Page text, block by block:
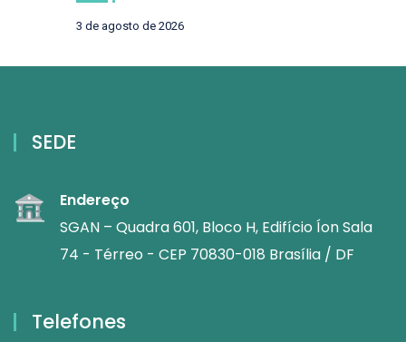
3 de agosto de 2026
SEDE
Endereço
SGAN – Quadra 601, Bloco H, Edifício Íon Sala
74 - Térreo - CEP 70830-018 Brasília / DF
Telefones